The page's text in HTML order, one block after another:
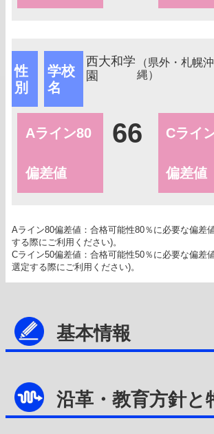
性
別
学校
名
西大和学
園
（県外・札幌沖
縄）
Aライン80
偏差値
66 Cライ
偏差値
Aライン80偏差値：合格可能性80％に必要な偏差
する際にご利用ください)。
Cライン50偏差値：合格可能性50％に必要な偏差
選定する際にご利用ください)。
基本情報
沿革・教育方針と